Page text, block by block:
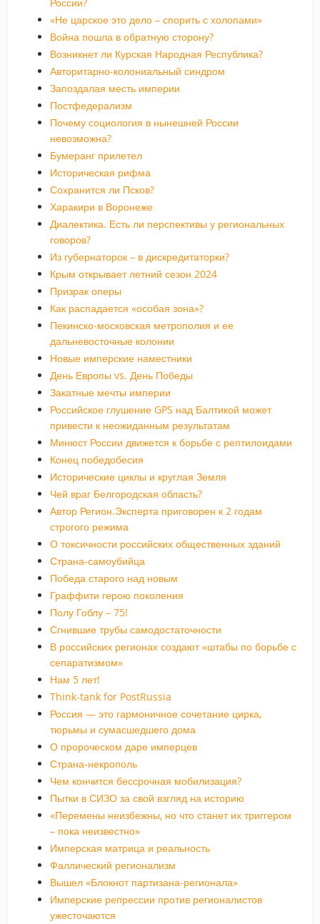
«Не царское это дело – спорить с холопами»
Война пошла в обратную сторону?
Возникнет ли Курская Народная Республика?
Авторитарно-колониальный синдром
Запоздалая месть империи
Постфедерализм
Почему социология в нынешней России
невозможна?
Бумеранг прилетел
Историческая рифма
Сохранится ли Псков?
Харакири в Воронеже
Диалектика. Есть ли перспективы у региональных
говоров?
Из губернаторок – в дискредитаторки?
Крым открывает летний сезон 2024
Призрак оперы
Как распадается «особая зона»?
Пекинско-московская метрополия и ее
дальневосточные колонии
Новые имперские наместники
День Европы vs. День Победы
Закатные мечты империи
Российское глушение GPS над Балтикой может
привести к неожиданным результатам
Минюст России движется к борьбе с рептилоидами
Конец победобесия
Исторические циклы и круглая Земля
Чей враг Белгородская область?
Автор Регион.Эксперта приговорен к 2 годам
строгого режима
О токсичности российских общественных зданий
Страна-самоубийца
Победа старого над новым
Граффити герою поколения
Полу Гоблу – 75!
Сгнившие трубы самодостаточности
В российских регионах создают «штабы по борьбе с
сепаратизмом»
Нам 5 лет!
Think-tank for PostRussia
Россия — это гармоничное сочетание цирка,
тюрьмы и сумасшедшего дома
О пророческом даре имперцев
Страна-некрополь
Чем кончится бессрочная мобилизация?
Пытки в СИЗО за свой взгляд на историю
«Перемены неизбежны, но что станет их триггером
– пока неизвестно»
Имперская матрица и реальность
Фаллический регионализм
Вышел «Блокнот партизана-регионала»
Имперские репрессии против регионалистов
ужесточаются